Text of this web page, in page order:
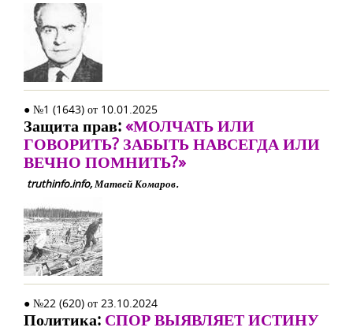
● №1 (1643) от 10.01.2025
Защита прав:«МОЛЧАТЬ ИЛИ
ГОВОРИТЬ? ЗАБЫТЬ НАВСЕГДА ИЛИ
ВЕЧНО ПОМНИТЬ?»
truthinfo.info, Матвей Комаров.
● №22 (620) от 23.10.2024
Политика: СПОР ВЫЯВЛЯЕТ ИСТИНУ